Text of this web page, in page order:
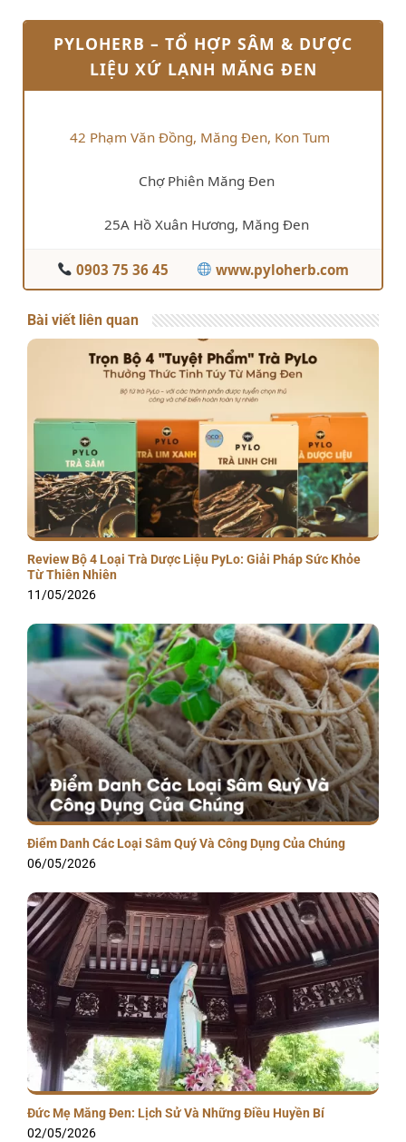
PYLOHERB – TỔ HỢP SÂM & DƯỢC
LIỆU XỨ LẠNH MĂNG ĐEN
42 Phạm Văn Đồng, Măng Đen, Kon Tum
Chợ Phiên Măng Đen
25A Hồ Xuân Hương, Măng Đen
0903 75 36 45 www.pyloherb.com
Bài viết liên quan
Review Bộ 4 Loại Trà Dược Liệu PyLo: Giải Pháp Sức Khỏe
Từ Thiên Nhiên
11/05/2026
Điểm Danh Các Loại Sâm Quý Và Công Dụng Của Chúng
06/05/2026
Đức Mẹ Măng Đen: Lịch Sử Và Những Điều Huyền Bí
02/05/2026